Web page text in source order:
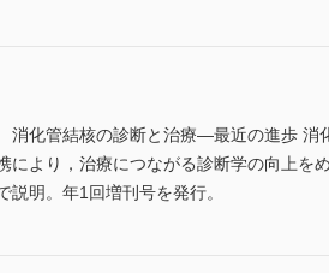
化管結核の診断と治療―最近の進歩 消
により，治療につながる診断学の向上を
説明。年1回増刊号を発行。